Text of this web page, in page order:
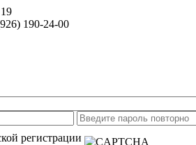
190-24-00
регистрации